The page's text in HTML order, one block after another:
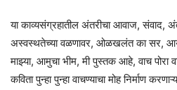
या काव्यसंग्रहातील अंतरीचा आवाज, संवाद,
अस्वस्थतेच्या वळणावर, ओळखलंत का सर,
माझ्या, आमुचा भीम, मी पुस्तक आहे, वाच पोरा
कविता पुन्हा पुन्हा वाचण्याचा मोह निर्माण